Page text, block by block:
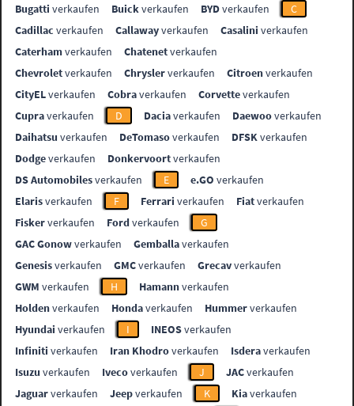
Bugatti verkaufen Buickverkaufen BYDverkaufen
C
Cadillac verkaufen Callawayverkaufen Casalini verkaufen
Caterhamverkaufen Chatenetverkaufen
Chevroletverkaufen Chryslerverkaufen Citroenverkaufen
CityELverkaufen Cobraverkaufen Corvetteverkaufen
Cupraverkaufen D Daciaverkaufen Daewooverkaufen
Daihatsu verkaufen DeTomasoverkaufen DFSKverkaufen
Dodgeverkaufen Donkervoortverkaufen
DS Automobilesverkaufen E e.GO verkaufen
Elarisverkaufen F Ferrari verkaufen Fiatverkaufen
Fiskerverkaufen Fordverkaufen
G
GAC Gonowverkaufen Gemballaverkaufen
Genesisverkaufen GMCverkaufen Grecavverkaufen
GWM verkaufen H Hamannverkaufen
Holdenverkaufen Hondaverkaufen Hummerverkaufen
Hyundai verkaufen I INEOSverkaufen
Infiniti verkaufen Iran Khodroverkaufen Isderaverkaufen
Isuzu verkaufen Ivecoverkaufen J JACverkaufen
Jaguarverkaufen Jeepverkaufen K Kiaverkaufen